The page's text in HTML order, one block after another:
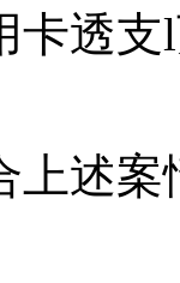
卡透
上述案